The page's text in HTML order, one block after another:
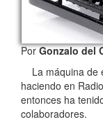
PorGonzalo del
La máquina de
haciendo en
entonces ha
colaboradores.